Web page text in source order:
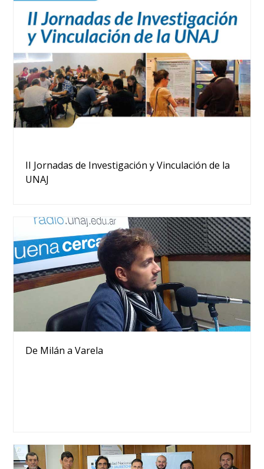
II Jornadas de Investigación y Vinculación de la
UNAJ
De Milán a Varela